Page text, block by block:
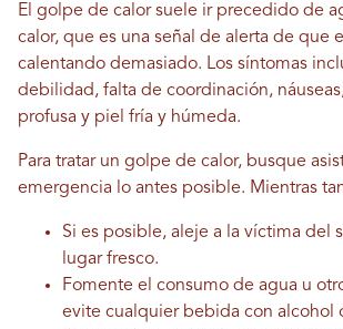
El golpe de calor suele ir precedido de
calor, que es una señal de alerta de que
calentando demasiado. Los síntomas
debilidad, falta de coordinación,
profusa y piel fría y húmeda.
Para tratar un golpe de calor, busque
emergencia lo antes posible. Mientras
Si es posible, aleje a la víctima del
lugar fresco.
Fomente el consumo de agua u
evite cualquier bebida con alcohol